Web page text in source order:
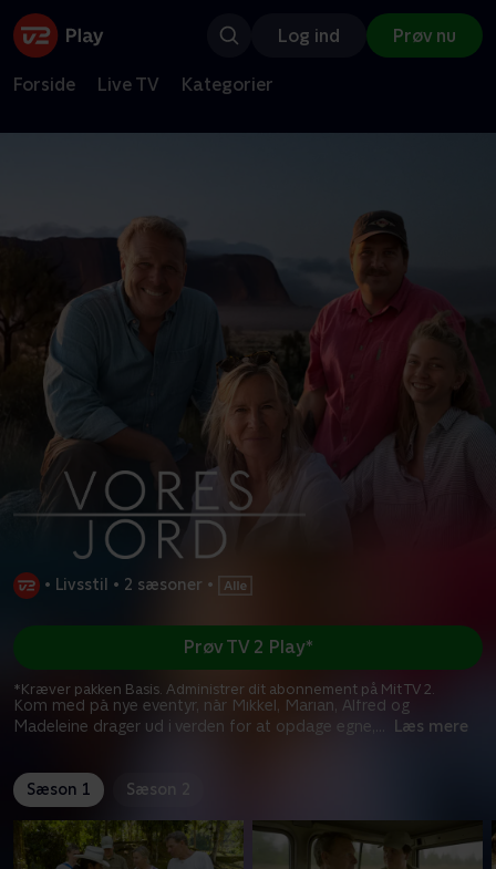
Log ind Prøv nu
Forside Live TV Kategorier
• Livsstil • 2 sæsoner •
Kom med på nye eventyr, når Mikkel, Marian, Alfred og
Madeleine drager ud i verden for at opdage egne,
Læs mere
Prøv TV 2 Play*
*Kræver pakken Basis. Administrer dit abonnement på Mit TV 2.
Sæson 1 Sæson 2